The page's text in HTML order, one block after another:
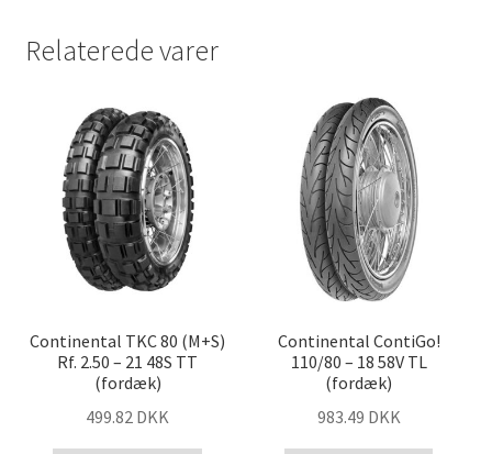
Relaterede varer
Continental TKC 80 (M+S)
Rf. 2.50 – 21 48S TT
(fordæk)
499.82 DKK
Continental ContiGo!
110/80 – 18 58V TL
(fordæk)
983.49 DKK